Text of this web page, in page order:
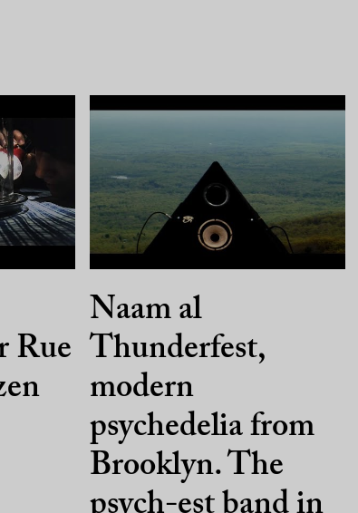
Rue
Naam al
Thunderfest,
modern
psychedelia from
Brooklyn. The
psych-est band in